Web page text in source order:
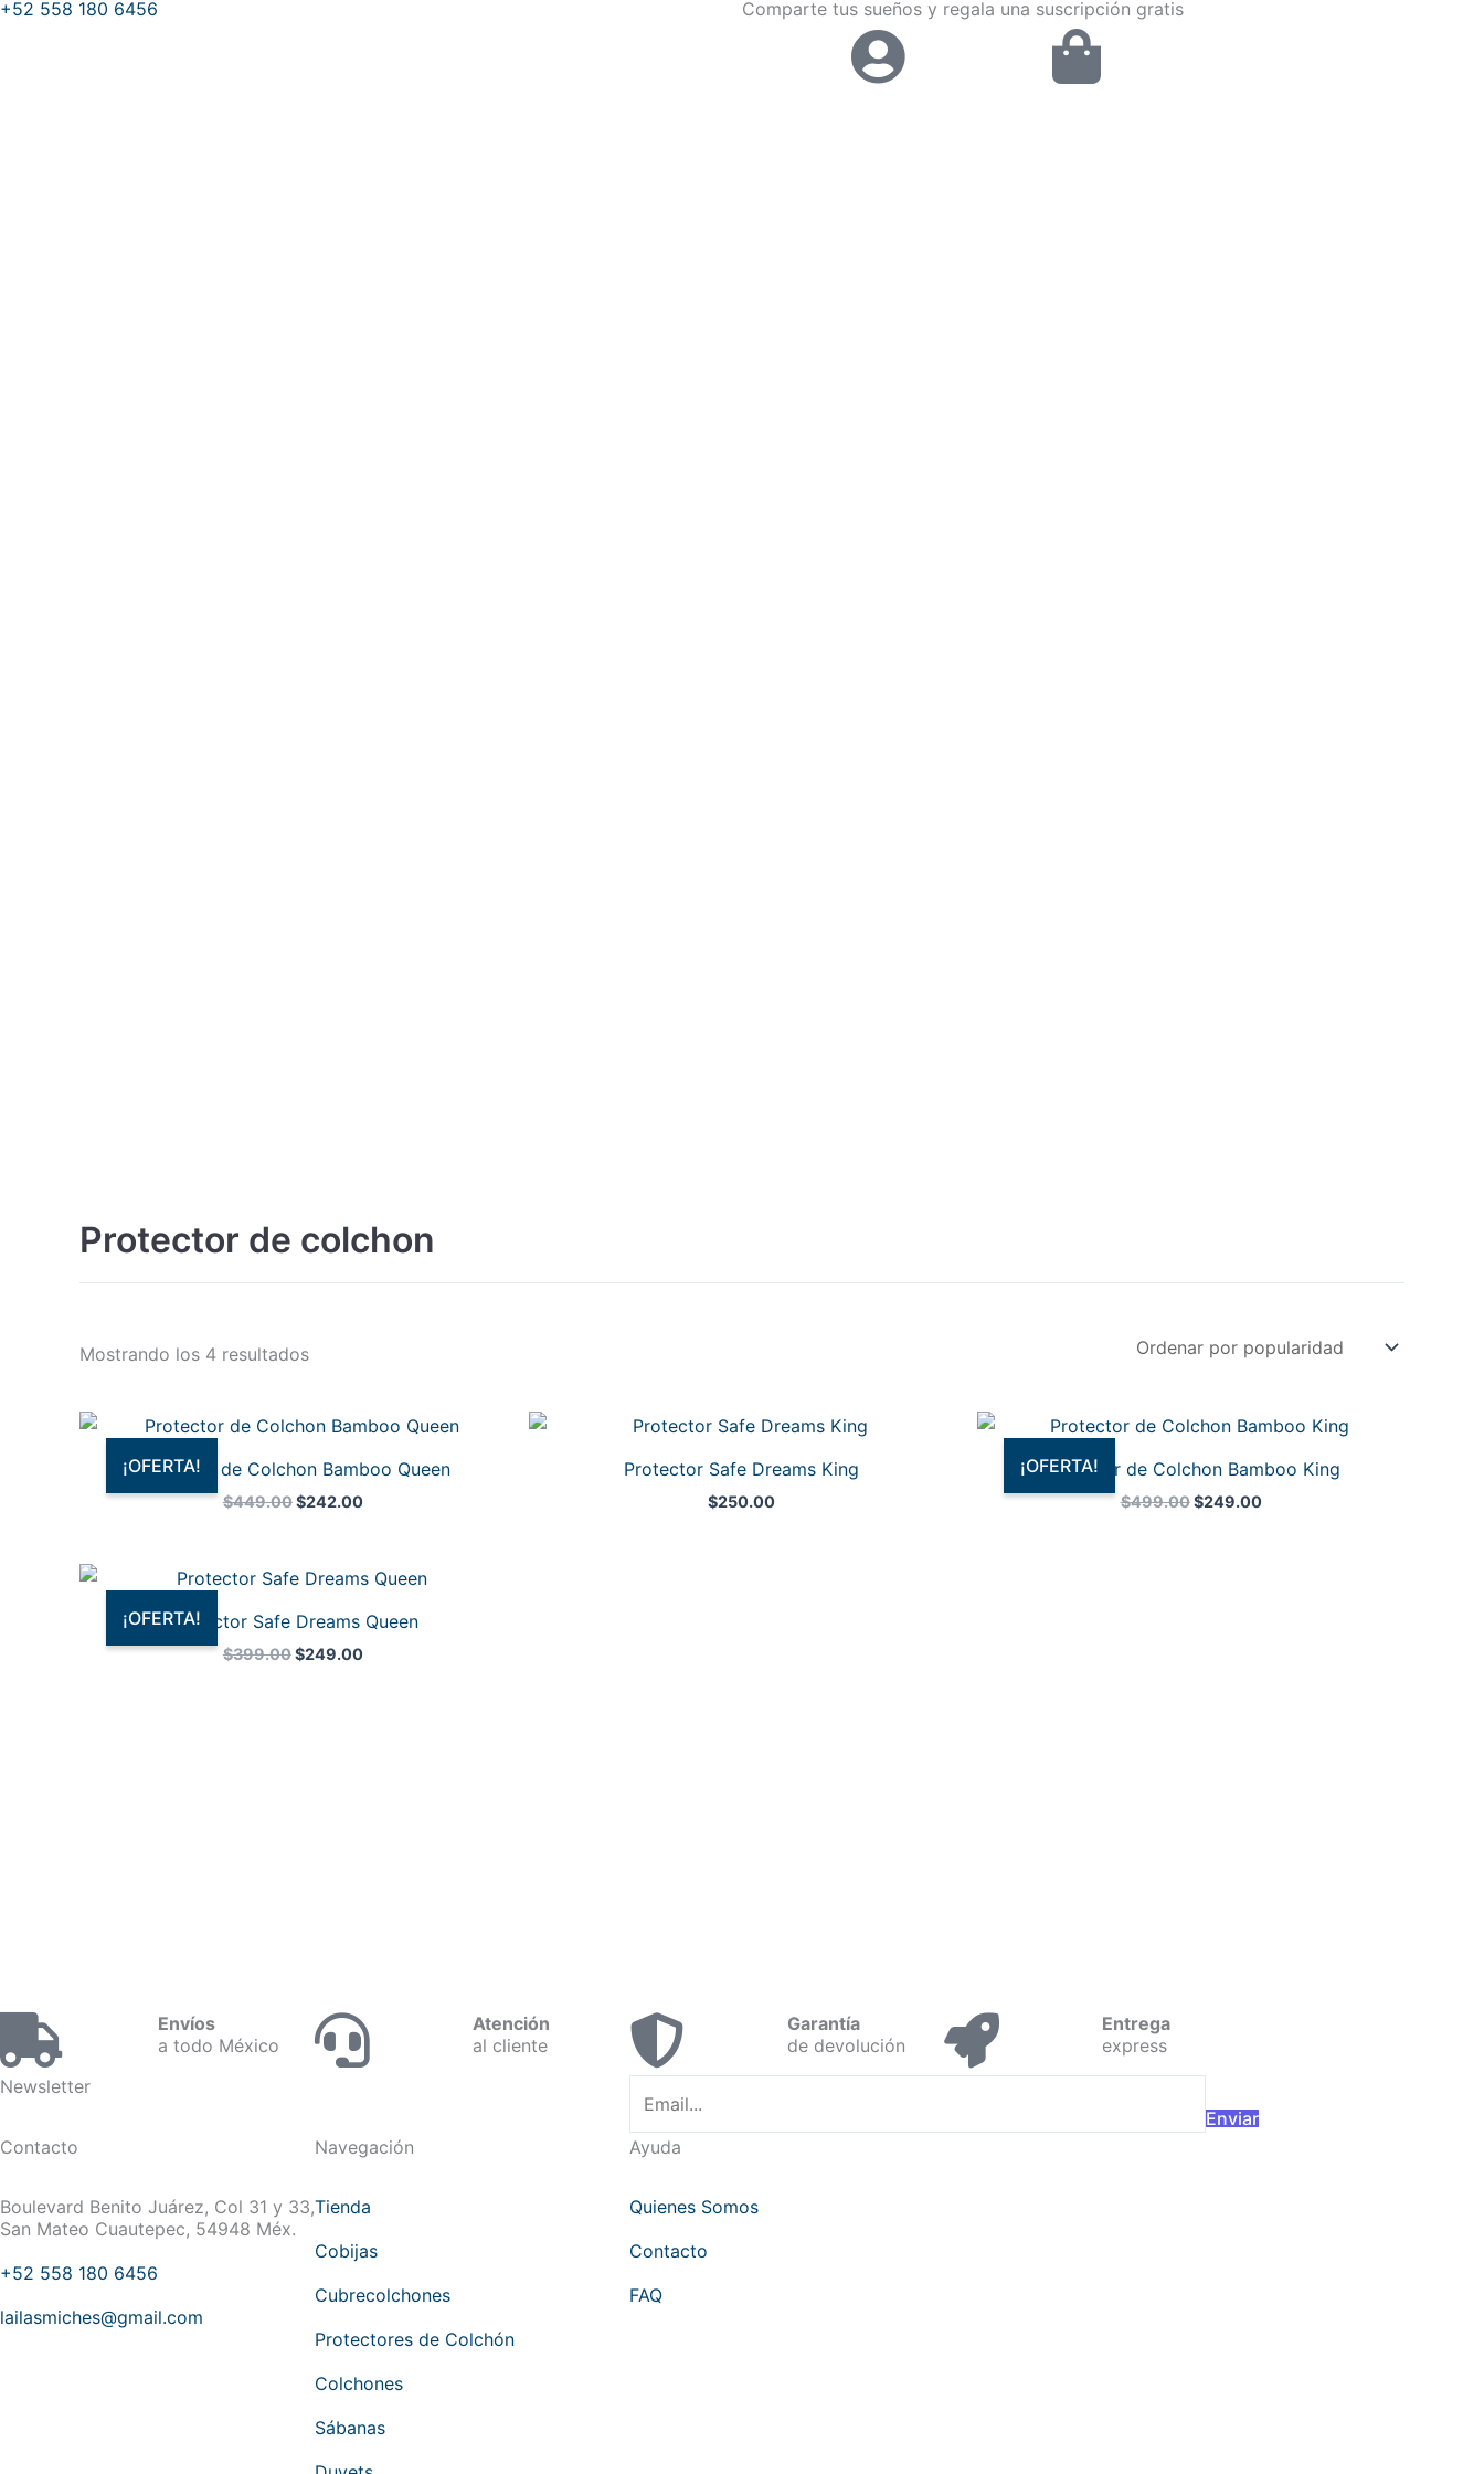
Ir
+52 558 180 6456 Comparte tus sueños y regala una suscripción gratis
Protector de colchon
Mostrando los 4 resultados
¡OFERTA!
Protector de Colchon Bamboo Queen
$449.00
El
precio
original
era:
$449.00.
$242.00
El
precio
actual
es:
$242.00.
Protector Safe Dreams King
$250.00
¡OFERTA!
Protector de Colchon Bamboo King
$499.00
El
precio
original
era:
$499.00.
$249.00
El
precio
actual
es:
$249.00.
¡OFERTA!Protector Safe Dreams Queen
$399.00
El
precio
original
era:
$399.00.
$249.00
El
precio
actual
es:
$249.00.
Envíos
a todo México
Atención
al cliente
Garantía
de devolución
Entrega
express
Newsletter
Enviar
Contacto
Boulevard Benito Juárez, Col 31 y 33,
San Mateo Cuautepec, 54948 Méx.
+52 558 180 6456
lailasmiches@gmail.com
Navegación
Tienda
Cobijas
Cubrecolchones
Protectores de Colchón
Colchones
Sábanas
Ayuda
Quienes Somos
Contacto
FAQ